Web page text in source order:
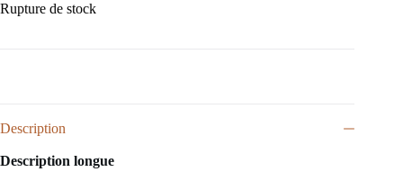
Rupture de stock
Description
Description longue